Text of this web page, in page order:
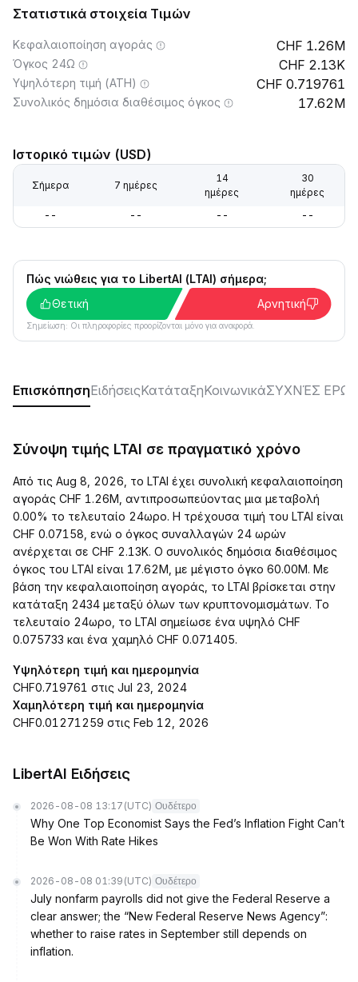
Στατιστικά στοιχεία Τιμών
Κεφαλαιοποίηση αγοράς 1.26M
Όγκος 24Ω 2.13K
Υψηλότερη τιμή (ATH) 0.719761
Συνολικός δημόσια διαθέσιμος όγκος 17.62M
Ιστορικό τιμών (USD)
Σήμερα 7 ημέρες
14
ημέρες
30
ημέρες
-- -- -- --
Πώς νιώθεις για το LibertAI (LTAI) σήμερα;
Θετική
Αρνητική
Σημείωση: Οι πληροφορίες προορίζονται μόνο για αναφορά.
ΕπισκόπησηΕιδήσειςΚατάταξηΚοινωνικάΣΥΧΝΈΣ
Σύνοψη τιμής LTAI σε πραγματικό χρόνο
Από τις Aug 8, 2026, το LTAI έχει συνολική κεφαλαιοποίηση
αγοράς CHF 1.26M, αντιπροσωπεύοντας μια μεταβολή
0.00% το τελευταίο 24ωρο. Η τρέχουσα τιμή του LTAI είναι
CHF 0.07158, ενώ ο όγκος συναλλαγών 24 ωρών
ανέρχεται σε CHF 2.13K. Ο συνολικός δημόσια διαθέσιμος
όγκος του LTAI είναι 17.62M, με μέγιστο όγκο 60.00M. Με
βάση την κεφαλαιοποίηση αγοράς, το LTAI βρίσκεται στην
κατάταξη 2434 μεταξύ όλων των κρυπτονομισμάτων. Το
τελευταίο 24ωρο, το LTAI σημείωσε ένα υψηλό CHF
0.075733 και ένα χαμηλό CHF 0.071405.
Υψηλότερη τιμή και ημερομηνία
CHF0.719761 στις Jul 23, 2024
Χαμηλότερη τιμή και ημερομηνία
CHF0.01271259 στις Feb 12, 2026
LibertAI Ειδήσεις
2026-08-08 13:17 (UTC) Ουδέτερο
Why One Top Economist Says the Fed’s Inflation Fight Can’t
Be Won With Rate Hikes
2026-08-08 01:39 (UTC) Ουδέτερο
July nonfarm payrolls did not give the Federal Reserve a
clear answer; the “New Federal Reserve News Agency”:
whether to raise rates in September still depends on
inflation.